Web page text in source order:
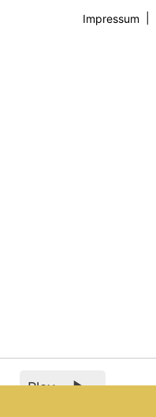
Play
Impressum